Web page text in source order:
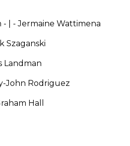
- | - Jermaine Wattimena
Szaganski
Landman
John Rodriguez
Hall